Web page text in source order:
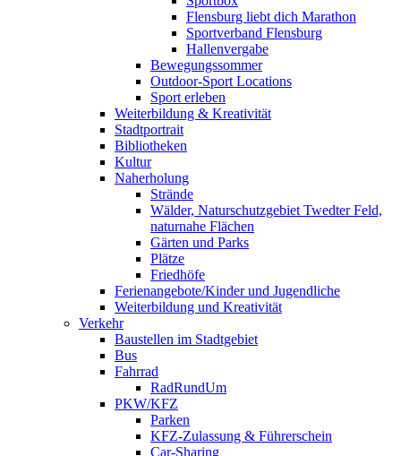
Flensburg liebt dich Marathon
Sportverband Flensburg
Hallenvergabe
Bewegungssommer
Outdoor-Sport Locations
Sport erleben
Weiterbildung & Kreativität
Stadtportrait
Bibliotheken
Kultur
Naherholung
Strände
Wälder, Naturschutzgebiet Twedter Feld,
naturnahe Flächen
Gärten und Parks
Plätze
Friedhöfe
Ferienangebote/Kinder und Jugendliche
Weiterbildung und Kreativität
Verkehr
Baustellen im Stadtgebiet
Bus
Fahrrad
RadRundUm
PKW/KFZ
Parken
KFZ-Zulassung & Führerschein
Car-Sharing